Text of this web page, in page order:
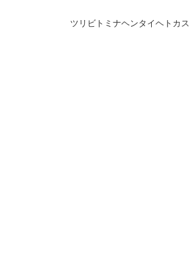
ツリビトミナヘンタイヘトカス